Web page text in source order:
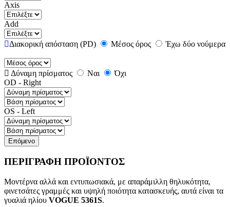
Axis
Add
Διακορική απόσταση (PD) Μέσος όρος Έχω δύο νούμερα
Δύναμη πρίσματος Ναι
Όχι
OD - Right
OS - Left
Επόμενο
ΠΕΡΙΓΡΑΦΗ ΠΡΟΪΟΝΤΟΣ
Μοντέρνα αλλά και εντυπωσιακά, με απαράμιλλη θηλυκότητα,
φινετσάτες γραμμές και υψηλή ποιότητα κατασκευής, αυτά είναι τα
γυαλιά ηλίου VOGUE 5361S.